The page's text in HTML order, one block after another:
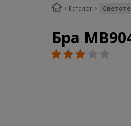
Каталог
Бра